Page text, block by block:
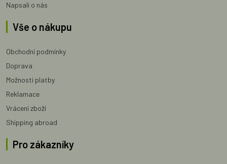
Napsali o nás
Vše o nákupu
Obchodní podmínky
Doprava
Možnosti platby
Reklamace
Vrácení zboží
Shipping abroad
Pro zákazníky